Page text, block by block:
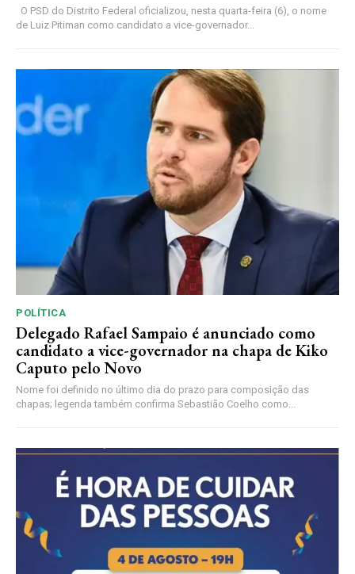
de Luiz Pitiman como candidato a vice-governador...
POLÍTICA
Delegado Rafael Sampaio é anunciado como
candidato a vice-governador na chapa de Kiko
Caputo pelo Novo
Nome foi definido no último dia do prazo para composição das
chapas; legenda também confirma Sebastião Coelho como...